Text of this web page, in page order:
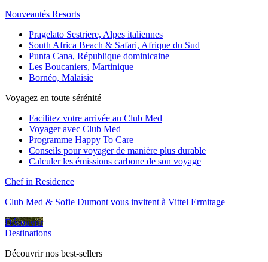
Nouveautés Resorts
Pragelato Sestriere, Alpes italiennes
South Africa Beach & Safari, Afrique du Sud
Punta Cana, République dominicaine
Les Boucaniers, Martinique
Bornéo, Malaisie
Voyagez en toute sérénité
Facilitez votre arrivée au Club Med
Voyager avec Club Med
Programme Happy To Care
Conseils pour voyager de manière plus durable
Calculer les émissions carbone de son voyage
Chef in Residence
Club Med & Sofie Dumont vous invitent à Vittel Ermitage
Découvrir
Destinations
Découvrir nos best-sellers